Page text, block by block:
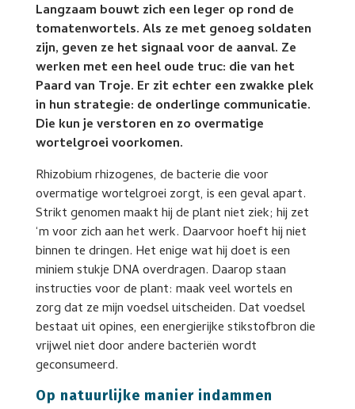
Langzaam bouwt zich een leger op rond de
tomatenwortels. Als ze met genoeg soldaten
zijn, geven ze het signaal voor de aanval. Ze
werken met een heel oude truc: die van het
Paard van Troje. Er zit echter een zwakke plek
in hun strategie: de onderlinge communicatie.
Die kun je verstoren en zo overmatige
wortelgroei voorkomen.
Rhizobium rhizogenes, de bacterie die voor
overmatige wortelgroei zorgt, is een geval apart.
Strikt genomen maakt hij de plant niet ziek; hij zet
‘m voor zich aan het werk. Daarvoor hoeft hij niet
binnen te dringen. Het enige wat hij doet is een
miniem stukje DNA overdragen. Daarop staan
instructies voor de plant: maak veel wortels en
zorg dat ze mijn voedsel uitscheiden. Dat voedsel
bestaat uit opines, een energierijke stikstofbron die
vrijwel niet door andere bacteriën wordt
geconsumeerd.
Op natuurlijke manier indammen